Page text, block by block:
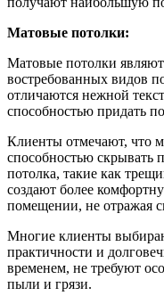
Матовые потолки:
Матовые потолки
востребованных видов
отличаются нежной
способностью придать
Клиенты отмечают, что
способностью скрывать
потолка, такие как
создают более
помещении, не отражая
Многие клиенты
практичности и
временем, не требуют
пыли и грязи.